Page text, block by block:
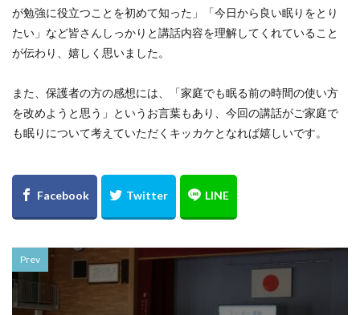
が勉強に役立つことを初めて知った」「今日から良い眠りをとり
たい」など皆さんしっかりと講話内容を理解してくれていること
が伝わり、嬉しく思いました。
また、保護者の方の感想には、「家庭でも眠る前の時間の使い方
を改めようと思う」というお言葉もあり、今回の講話がご家庭で
も眠りについて考えていただくキッカケとなれば嬉しいです。
Prev